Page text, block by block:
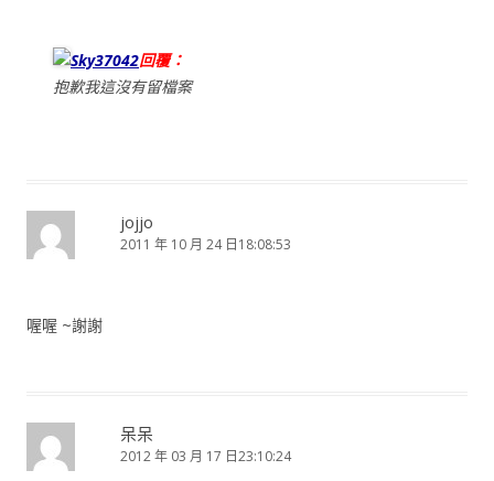
Sky37042回覆：
抱歉我這沒有留檔案
jojjo
2011 年 10 月 24 日18:08:53
喔喔 ~謝謝
呆呆
2012 年 03 月 17 日23:10:24